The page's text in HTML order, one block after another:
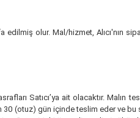
edilmiş olur. Mal/hizmet,
Satıcı’ya ait olacaktır. Malın
(otuz) gün içinde teslim eder ve